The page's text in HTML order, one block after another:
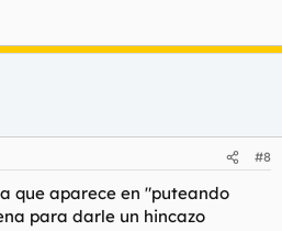
#8
que aparece en "puteando
para darle un hincazo